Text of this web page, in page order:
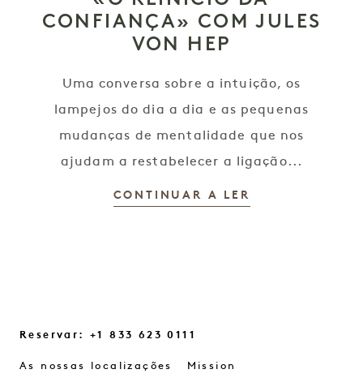
CONFIANÇA» COM JULES
VON HEP
Uma conversa sobre a intuição, os
lampejos do dia a dia e as pequenas
mudanças de mentalidade que nos
ajudam a restabelecer a ligação...
CONTINUAR A LER
Reservar: +1 833 623 0111
As nossas localizações Mission